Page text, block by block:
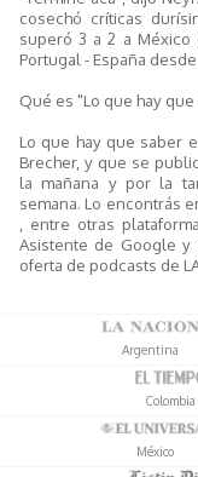
cosechó críticas
superó 3 a 2 a
Portugal - España
Qué es "Lo que hay
Lo que hay que saber
Brecher, y que se
la mañana y por la
semana. Lo encontrás
, entre otras
Asistente de Google
oferta de podcasts de
Argentina
Colombia
México